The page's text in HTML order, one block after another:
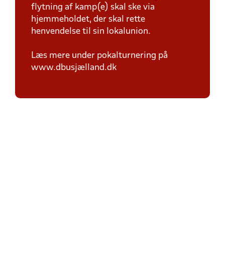
flytning af kamp(e) skal ske via
hjemmeholdet, der skal rette
henvendelse til sin lokalunion.
Læs mere under pokalturnering på
www.dbusjælland.dk